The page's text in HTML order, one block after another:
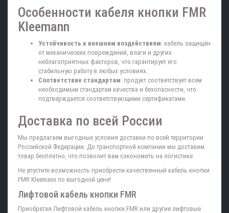
Особенности кабеля кнопки FMR
Kleemann
Устойчивость к внешним воздействиям: кабель защищён
от механических повреждений, влаги и других
неблагоприятных факторов, что гарантирует его
стабильную работу в любых условиях.
Соответствие стандартам: продукт соответствует всем
необходимым стандартам качества и безопасности, что
подтверждается соответствующими сертификатами.
Доставка по всей России
Мы предлагаем выгодные условия доставки по всей территории
Российской Федерации. До транспортной компании мы доставим
товар бесплатно, что позволит вам сэкономить на логистике.
Не упустите возможность приобрести качественный кабель кнопки
FMR Kleemann по выгодной цене!
Лифтовой кабель кнопки FMR
Приобретая Лифтовой кабель кнопки FMR или другие лифтовые